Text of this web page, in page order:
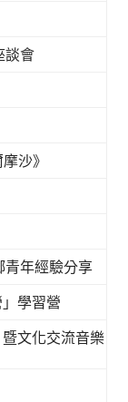
談會
沙》
青年經驗分享
學習營
文化交流音樂